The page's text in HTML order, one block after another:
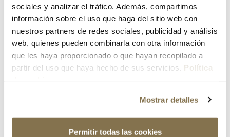
sociales y analizar el tráfico. Además, compartimos
información sobre el uso que haga del sitio web con
nuestros partners de redes sociales, publicidad y análisis
web, quienes pueden combinarla con otra información
que les haya proporcionado o que hayan recopilado a
partir del uso que haya hecho de sus servicios. Política
Mostrar detalles
Permitir todas las cookies
¿Has olvidado tu contraseña?